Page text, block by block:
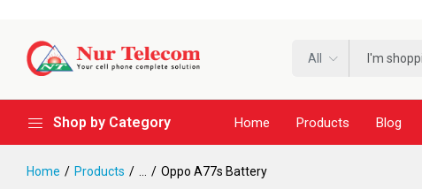
All
Shop by Category Home Products Blog
Home Products Oppo A77s Battery